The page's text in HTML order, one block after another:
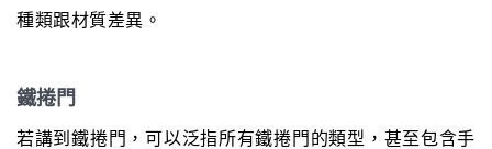
種類跟材質差異。
鐵捲門
若講到鐵捲門，可以泛指所有鐵捲門的類型，甚至包含手